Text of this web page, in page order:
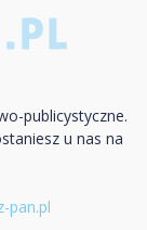
publicystyczne.
u nas na
pan.pl